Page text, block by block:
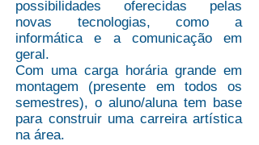
possibilidades oferecidas pelas
novas tecnologias, como a
informática e a comunicação em
geral.
Com uma carga horária grande em
montagem (presente em todos os
semestres), o aluno/aluna tem base
para construir uma carreira artística
na área.